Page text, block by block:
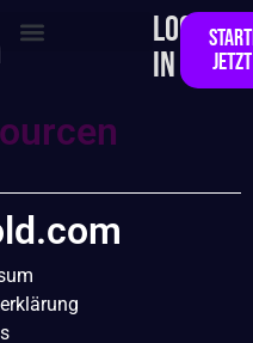
LOG
IN